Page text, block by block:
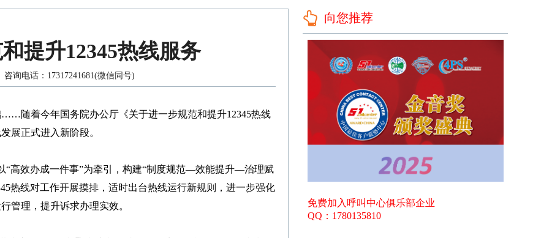
提升12345热线服务
咨询电话：17317241681(微信同号)
随着今年国务院办公厅《关于进一步规范和提升12345热线
展正式进入新阶段。
效办成一件事”为牵引，构建“制度规范—效能提升—治理赋
热线对工作开展摸排，适时出台热线运行新规则，进一步强化
管理，提升诉求办理实效。
向您推荐
免费加入呼叫中心俱乐部企业
QQ：1780135810